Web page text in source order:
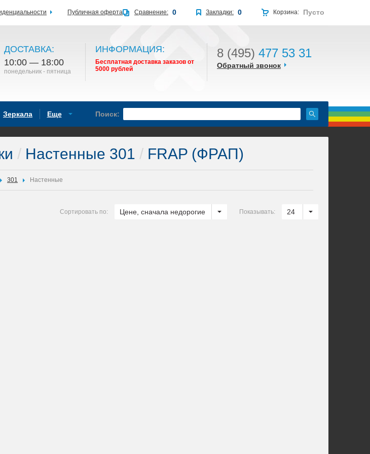
ДОСТАВКА:
10:00 — 18:00
понедельник - пятница
ИНФОРМАЦИЯ:
Бесплатная доставка заказов от
5000 рублей
8 (495) 477 53 31
Обратный звонок
Зеркала Еще Поиск:
/ Настенные 301 / FRAP (ФРАП)
301 Настенные
Показывать: 24
Сортировать по: Цене, сначала недорогие
Публичная оферта Корзина: Пусто
Закладки: 0
Сравнение: 0